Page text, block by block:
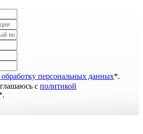
обработку персональных данных*.
с политикой
.